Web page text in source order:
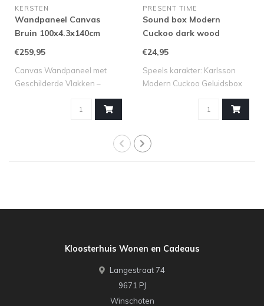
KERSTEN
Wandpaneel Canvas
Bruin 100x4.3x140cm
€259,95
Canvas Wandpaneel met
Geschilderde Vlakken –
PRESENT TIME
Sound box Modern
Cuckoo dark wood
€24,95
Speels karakter: Karlsson
Modern Cuckoo Geluidsbox
Kloosterhuis Wonen en Cadeaus
Langestraat 74
9671 PJ
Winschoten